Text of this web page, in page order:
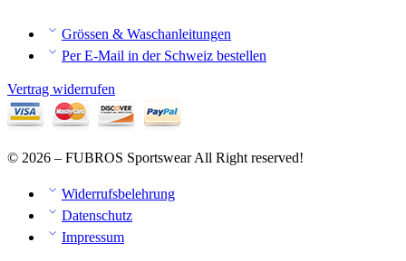
Grössen & Waschanleitungen
Per E-Mail in der Schweiz bestellen
Vertrag widerrufen
© 2026 – FUBROS Sportswear All Right reserved!
Widerrufsbelehrung
Datenschutz
Impressum